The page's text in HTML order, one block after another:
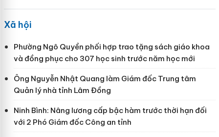
Xã hội
Phường Ngô Quyền phối hợp trao tặng sách giáo khoa
và đồng phục cho 307 học sinh trước năm học mới
Ông Nguyễn Nhật Quang làm Giám đốc Trung tâm
Quản lý nhà tỉnh Lâm Đồng
Ninh Bình: Nâng lương cấp bậc hàm trước thời hạn đối
với 2 Phó Giám đốc Công an tỉnh